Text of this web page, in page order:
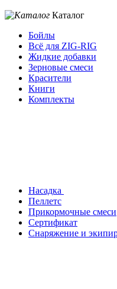
Каталог
Бойлы
Всё для ZIG-RIG
Жидкие добавки
Зерновые смеси
Красители
Книги
Комплекты
Насадка
Пеллетс
Прикормочные смеси
Сертификат
Снаряжение и